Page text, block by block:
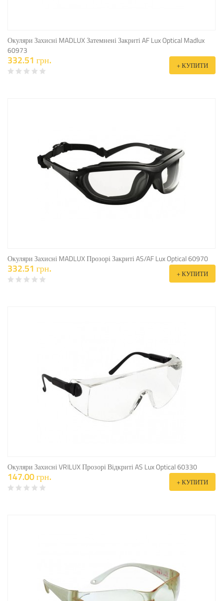
Окуляри Захисні MADLUX Затемнені Закриті AF Lux Optical Madlux
60973
332.51 грн. + КУПИТИ
Окуляри Захисні MADLUX Прозорі Закриті AS/AF Lux Optical 60970
332.51 грн. + КУПИТИ
Окуляри Захисні VRILUX Прозорі Відкриті AS Lux Optical 60330
147.00 грн. + КУПИТИ